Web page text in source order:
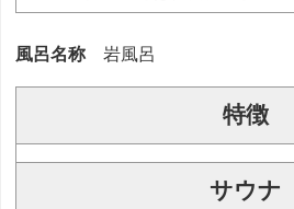
風呂名称 岩風呂
特徴
サウナ